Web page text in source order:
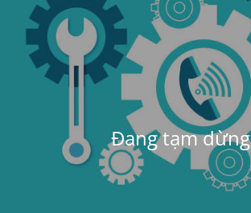
Đang tạm dừng